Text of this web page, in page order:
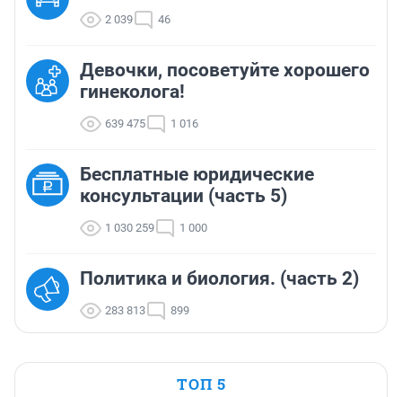
2 039 46
Девочки, посоветуйте хорошего
гинеколога!
639 475 1 016
Бесплатные юридические
консультации (часть 5)
1 030 259 1 000
Политика и биология. (часть 2)
283 813 899
ТОП 5